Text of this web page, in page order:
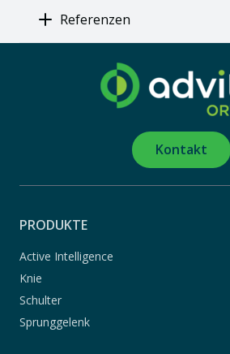
Referenzen
Kontakt
PRODUKTE
Active Intelligence
Knie
Schulter
Sprunggelenk